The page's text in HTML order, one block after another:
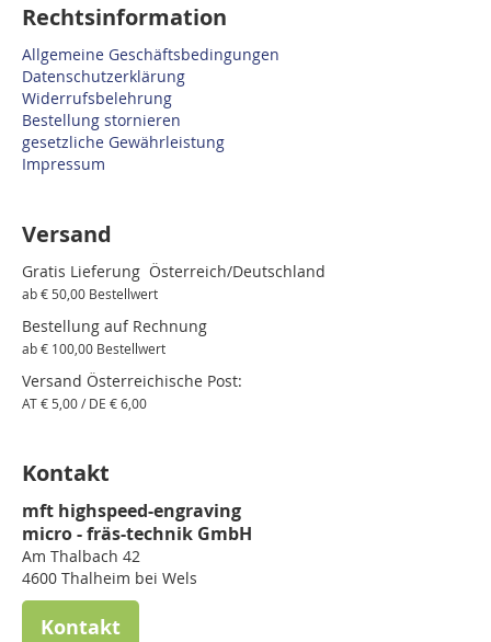
Rechtsinformation
Allgemeine Geschäftsbedingungen
Datenschutzerklärung
Widerrufsbelehrung
Bestellung stornieren
gesetzliche Gewährleistung
Impressum
Versand
Gratis Lieferung Österreich/Deutschland
ab € 50,00 Bestellwert
Bestellung auf Rechnung
ab € 100,00 Bestellwert
Versand Österreichische Post:
AT € 5,00 / DE € 6,00
Kontakt
mft highspeed-engraving
micro - fräs-technik GmbH
Am Thalbach 42
4600 Thalheim bei Wels
Kontakt